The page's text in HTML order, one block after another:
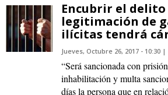
Encubrir el delito
legitimación de
ilícitas tendrá
Jueves, Octubre 26, 2017 - 10:30
“Será sancionada con
inhabilitación y multa
días la persona que en